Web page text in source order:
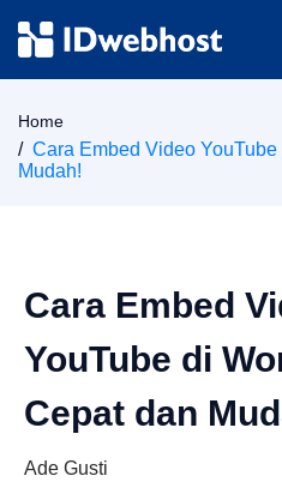
Home
Cara Embed Video
Mudah!
Cara Embed
YouTube di
Cepat dan
Ade Gusti